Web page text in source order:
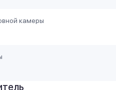
камеры